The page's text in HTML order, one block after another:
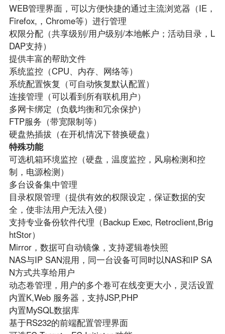
WEB管理界面，可以方便快捷的通过主流浏览器（IE，
Firefox,，Chrome等）进行管理
权限分配（共享级别/用户级别/本地帐户；活动目录，L
DAP支持）
提供丰富的帮助文件
系统监控（CPU、内存、网络等）
系统配置恢复（可自动恢复默认配置）
连接管理（可以看到所有联机用户）
多网卡绑定（负载均衡和冗余保护）
FTP服务（带宽限制等）
硬盘热插拔（在开机情况下替换硬盘）
特殊功能
可选机箱环境监控（硬盘，温度监控，风扇检测和控
制，电源检测）
多台设备集中管理
目录权限管理（提供有效的权限设定，保证数据的安
全，使非法用户无法入侵）
支持专业备份软件代理（Backup Exec, Retroclient,Brig
htStor）
Mirror，数据可自动镜像，支持逻辑卷快照
NAS与IP SAN混用，同一台设备可同时以NAS和IP SA
N方式共享给用户
动态卷管理，用户的多个卷可在线变更大小，灵活设置
内置K,Web 服务器，支持JSP,PHP
内置MySQL数据库
基于RS232的前端配置管理界面